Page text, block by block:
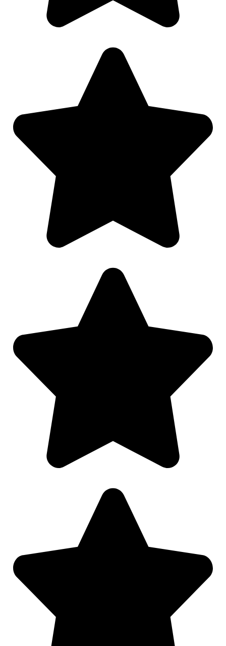
Preferanser
Statistikk
Markedsføring